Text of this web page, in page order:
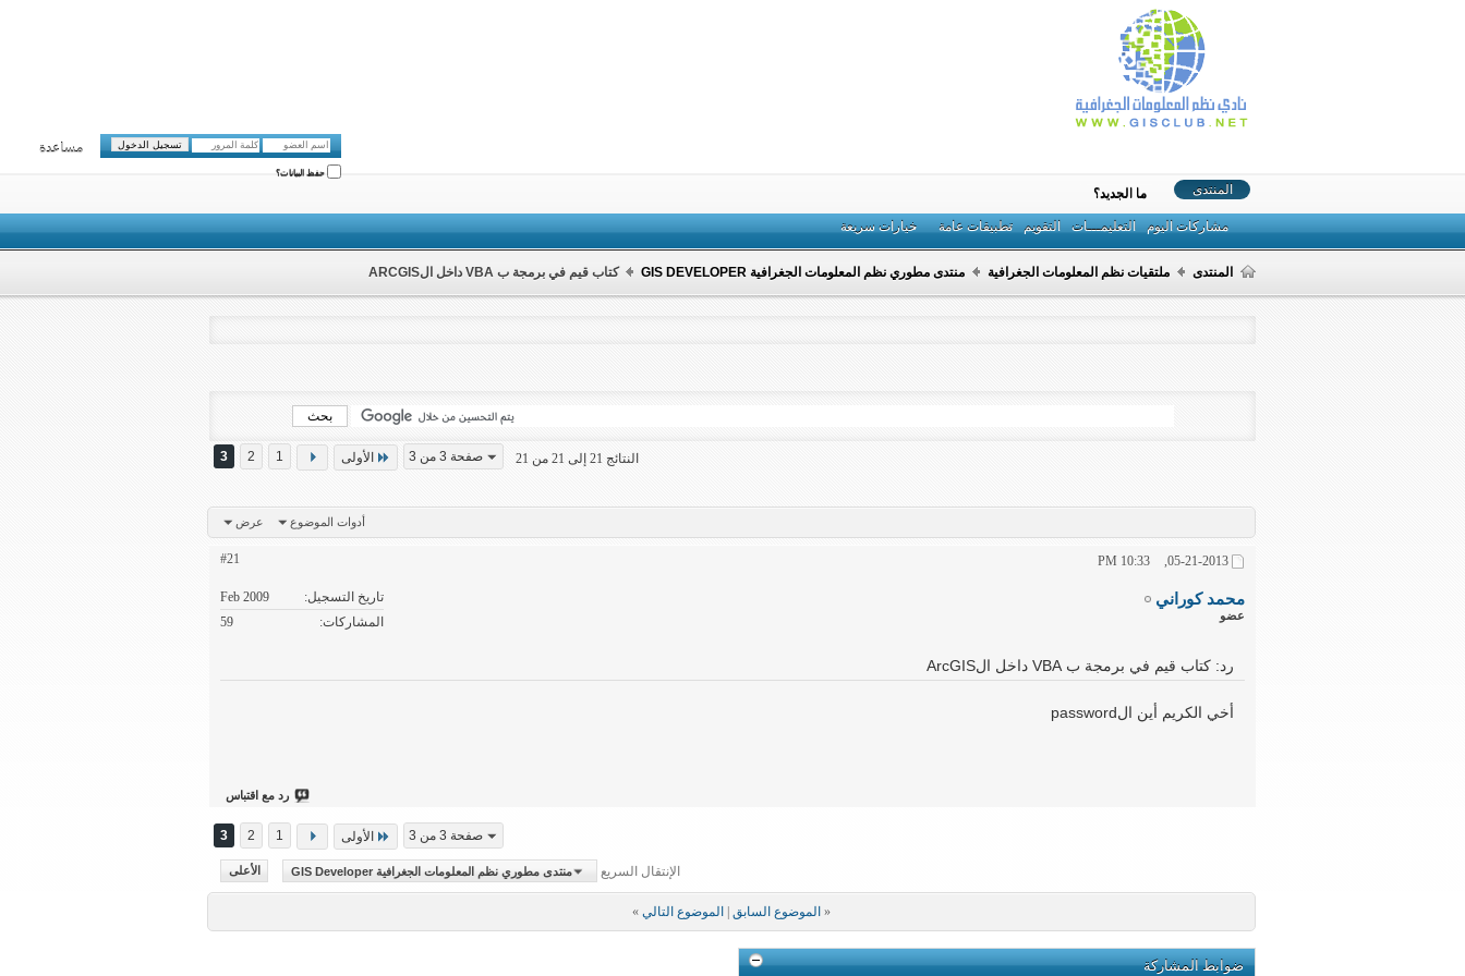
مساعدة
حفظ البيانات؟
المنتدى
مشاركات اليوم التعليمـــات التقويم تطبيقات عامة خيارات سريعة
ما الجديد؟
المنتدى ملتقيات نظم المعلومات الجغرافية منتدى مطوري نظم المعلومات الجغرافية GIS DEVELOPER كتاب قيم في برمجة ب VBA داخل الARCGIS
صفحة 3 من 3 الأولى 1
2
3 النتائج 21 إلى 21 من 21
أدوات الموضوع عرض
05-21-2013,
10:33 PM
#21
محمد كوراني
عضو
تاريخ التسجيل
Feb 2009
المشاركات
59
رد: كتاب قيم في برمجة ب VBA داخل الArcGIS
أخي الكريم أين الpassword
رد مع اقتباس
صفحة 3 من 3 الأولى 1
2
3
الإنتقال السريع منتدى مطوري نظم المعلومات الجغرافية GIS Developer الأعلى
« الموضوع السابق | الموضوع التالي »
ضوابط المشاركة